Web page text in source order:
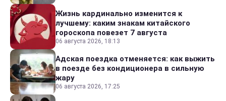
Жизнь кардинально изменится к
лучшему: каким знакам китайского
гороскопа повезет 7 августа
06 августа 2026, 18:13
Адская поездка отменяется: как выжить
в поезде без кондиционера в сильную
жару
06 августа 2026, 17:25